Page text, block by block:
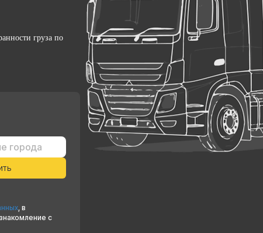
груза по
, в
с